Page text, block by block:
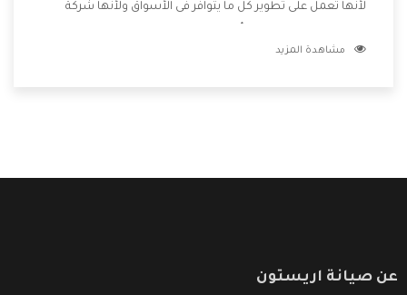
لأنها تعمل على تطوير كل ما يتوافر فى الأسواق ولأنها شركة
وتقدم للعملاء أقوى العروض والخصومات التى تسهل على
مشاهدة المزيد
عن صيانة اريستون